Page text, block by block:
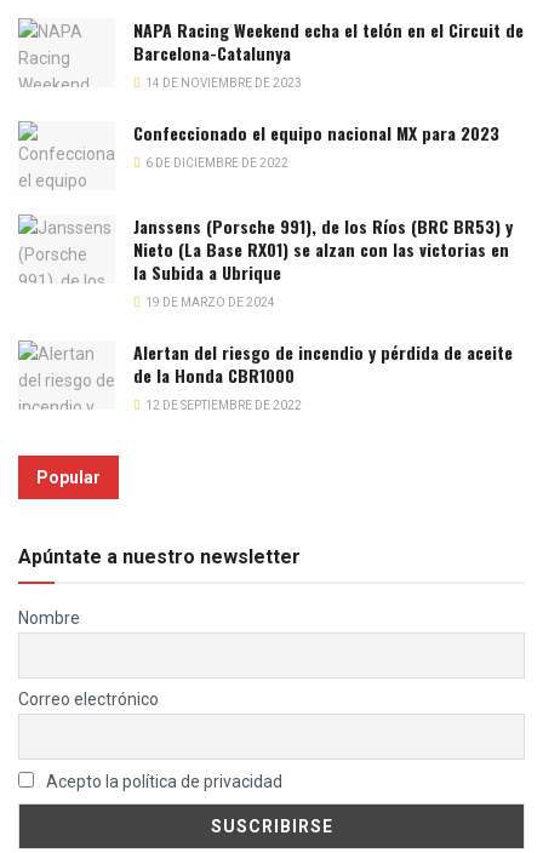
NAPA Racing Weekend echa el telón en el Circuit de
Barcelona-Catalunya
14 DE NOVIEMBRE DE 2023
Confeccionado el equipo nacional MX para 2023
6 DE DICIEMBRE DE 2022
Janssens (Porsche 991), de los Ríos (BRC BR53) y
Nieto (La Base RX01) se alzan con las victorias en
la Subida a Ubrique
19 DE MARZO DE 2024
Alertan del riesgo de incendio y pérdida de aceite
de la Honda CBR1000
12 DE SEPTIEMBRE DE 2022
Popular
Apúntate a nuestro newsletter
Nombre
Correo electrónico
Acepto la política de privacidad